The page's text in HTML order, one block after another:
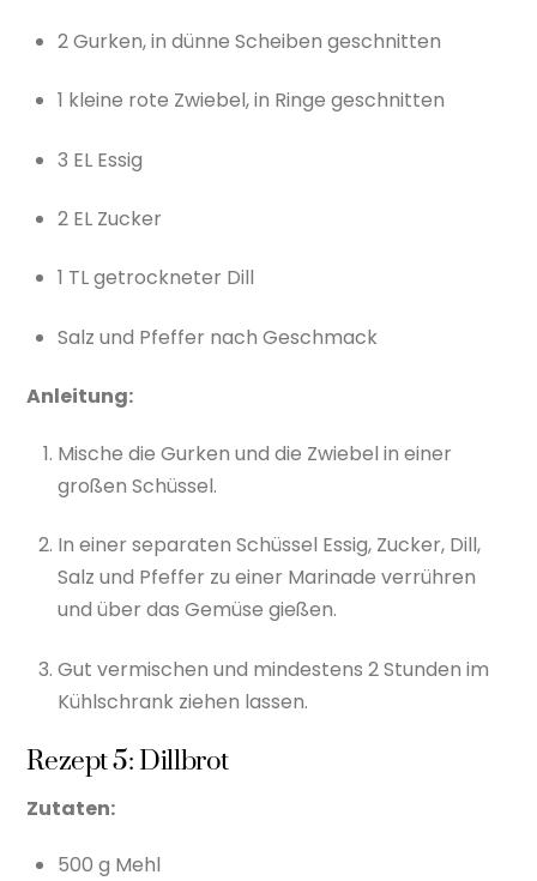
2 Gurken, in dünne Scheiben geschnitten
1 kleine rote Zwiebel, in Ringe geschnitten
3 EL Essig
2 EL Zucker
1 TL getrockneter Dill
Salz und Pfeffer nach Geschmack
Anleitung:
Mische die Gurken und die Zwiebel in einer
großen Schüssel.
In einer separaten Schüssel Essig, Zucker, Dill,
Salz und Pfeffer zu einer Marinade verrühren
und über das Gemüse gießen.
Gut vermischen und mindestens 2 Stunden im
Kühlschrank ziehen lassen.
Rezept 5: Dillbrot
Zutaten:
500 g Mehl